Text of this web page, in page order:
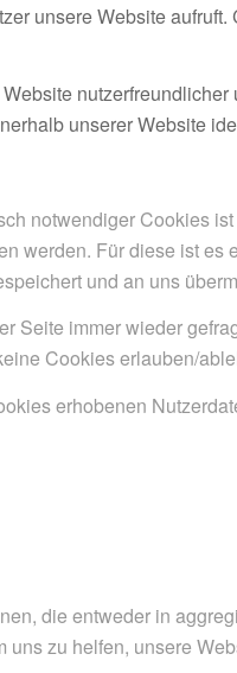
unsere Website
unserer Website
notwendiger Cookies
werden. Für diese ist
und an uns
Seite immer wieder
Cookies erlauben/
erhobenen
die entweder in
uns zu helfen, unsere